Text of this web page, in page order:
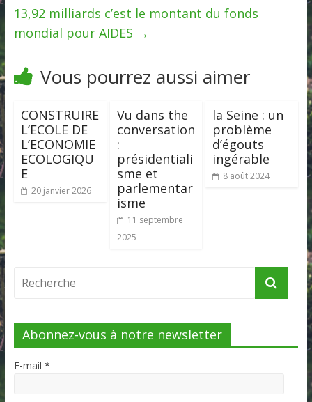
13,92 milliards c’est le montant du fonds
mondial pour AIDES →
Vous pourrez aussi aimer
CONSTRUIRE
L’ECOLE DE
L’ECONOMIE
ECOLOGIQU
E
20 janvier 2026
Vu dans the
conversation
:
présidentiali
sme et
parlementar
isme
11 septembre
2025
la Seine : un
problème
d’égouts
ingérable
8 août 2024
Abonnez-vous à notre newsletter
E-mail *